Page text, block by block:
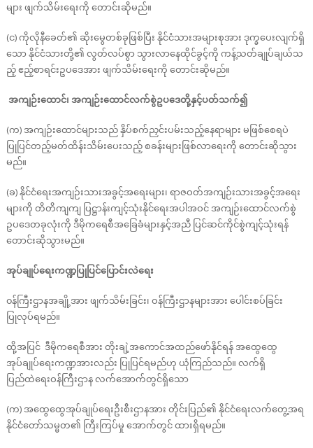
များ ဖျက်သိမ်းရေးကို တောင်းဆိုမည်။
(င) ကိုလိုနီခေတ်၏ ဆိုးမွေတစ်ခုဖြစ်ပြီး နိုင်ငံသားအများစုအား ဒုက္ခပေးလျက်ရှိ
သော နိုင်ငံသားတို့၏ လွတ်လပ်စွာ သွားလာနေထိုင်ခွင့်ကို ကန့်သတ်ချုပ်ချယ်သ
ည့် ဧည့်စာရင်းဥပဒေအား ဖျက်သိမ်းရေးကို တောင်းဆိုမည်။
အကျဉ်းထောင်၊ အကျဉ်းထောင်လက်စွဲဥပဒေတို့နှင့်ပတ်သက်၍
(က) အကျဉ်းထောင်များသည် နှိပ်စက်ညှင်းပမ်းသည့်နေရာများ မဖြစ်စေရပဲ
ပြုပြင်တည့်မတ်ထိန်းသိမ်းပေးသည့် စခန်းများဖြစ်လာရေးကို တောင်းဆိုသွား
မည်။
(ခ) နိုင်ငံရေးအကျဉ်းသားအခွင့်အရေးများ၊ ရာဇဝတ်အကျဉ်းသားအခွင့်အရေး
များကို တိတိကျကျ ပြဋ္ဌာန်းကျင့်သုံးနိုင်ရေးအပါအဝင် အကျဉ်းထောင်လက်စွဲ
ဥပဒေတခုလုံးကို ဒီမိုကရေစီအခြေခံများနှင့်အညီ ပြင်ဆင်ကိုင်စွဲကျင့်သုံးရန်
တောင်းဆိုသွားမည်။
အုပ်ချုပ်ရေးကဏ္ဍပြုပြင်ပြောင်းလဲရေး
၀န်ကြီးဌာနအချို့အား ဖျက်သိမ်းခြင်း၊ ဝန်ကြီးဌာနများအား ပေါင်းစပ်ခြင်း
ပြုလုပ်ရမည်။
ထို့အပြင် ဒီမိုကရေစီအား တိုးချဲ့အကောင်အထည်ဖော်နိုင်ရန် အထွေထွေ
အုပ်ချုပ်ရေးကဏ္ဍအားလည်း ပြုပြင်ရမည်ဟု ယုံကြည်သည်။ လက်ရှိ
ပြည်ထဲရေးဝန်ကြီးဌာန လက်အောက်တွင်ရှိသော
(က) အထွေထွေအုပ်ချုပ်ရေးဦးစီးဌာနအား တိုင်းပြည်၏ နိုင်ငံရေးလက်တွေ့အရ
နိုင်ငံတော်သမ္မတ၏ ကြီးကြပ်မှု အောက်တွင် ထားရှိရမည်။